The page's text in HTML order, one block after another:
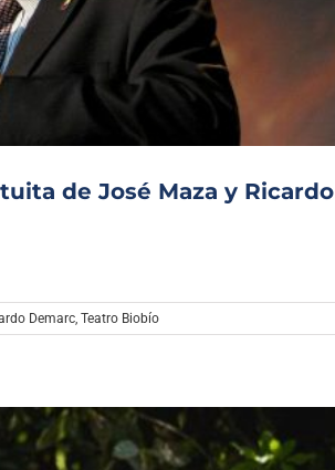
Archivo Sonoro
de José Maza y Ricardo
Demarc, Teatro Biobío